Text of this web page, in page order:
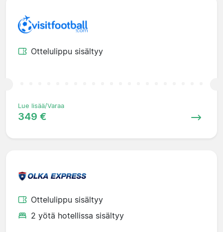
Ottelulippu sisältyy
Lue lisää/Varaa
349 €
Ottelulippu sisältyy
2 yötä hotellissa sisältyy